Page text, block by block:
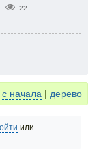
22
с начала | дерево
или